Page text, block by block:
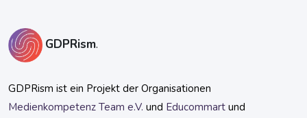
GDPRism.
GDPRism ist ein Projekt der Organisationen
Medienkompetenz Team e.V. und Educommart und